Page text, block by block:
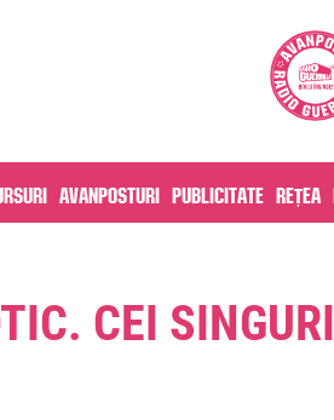
Avanposturi Publicitate Rețea
CEI SINGURI